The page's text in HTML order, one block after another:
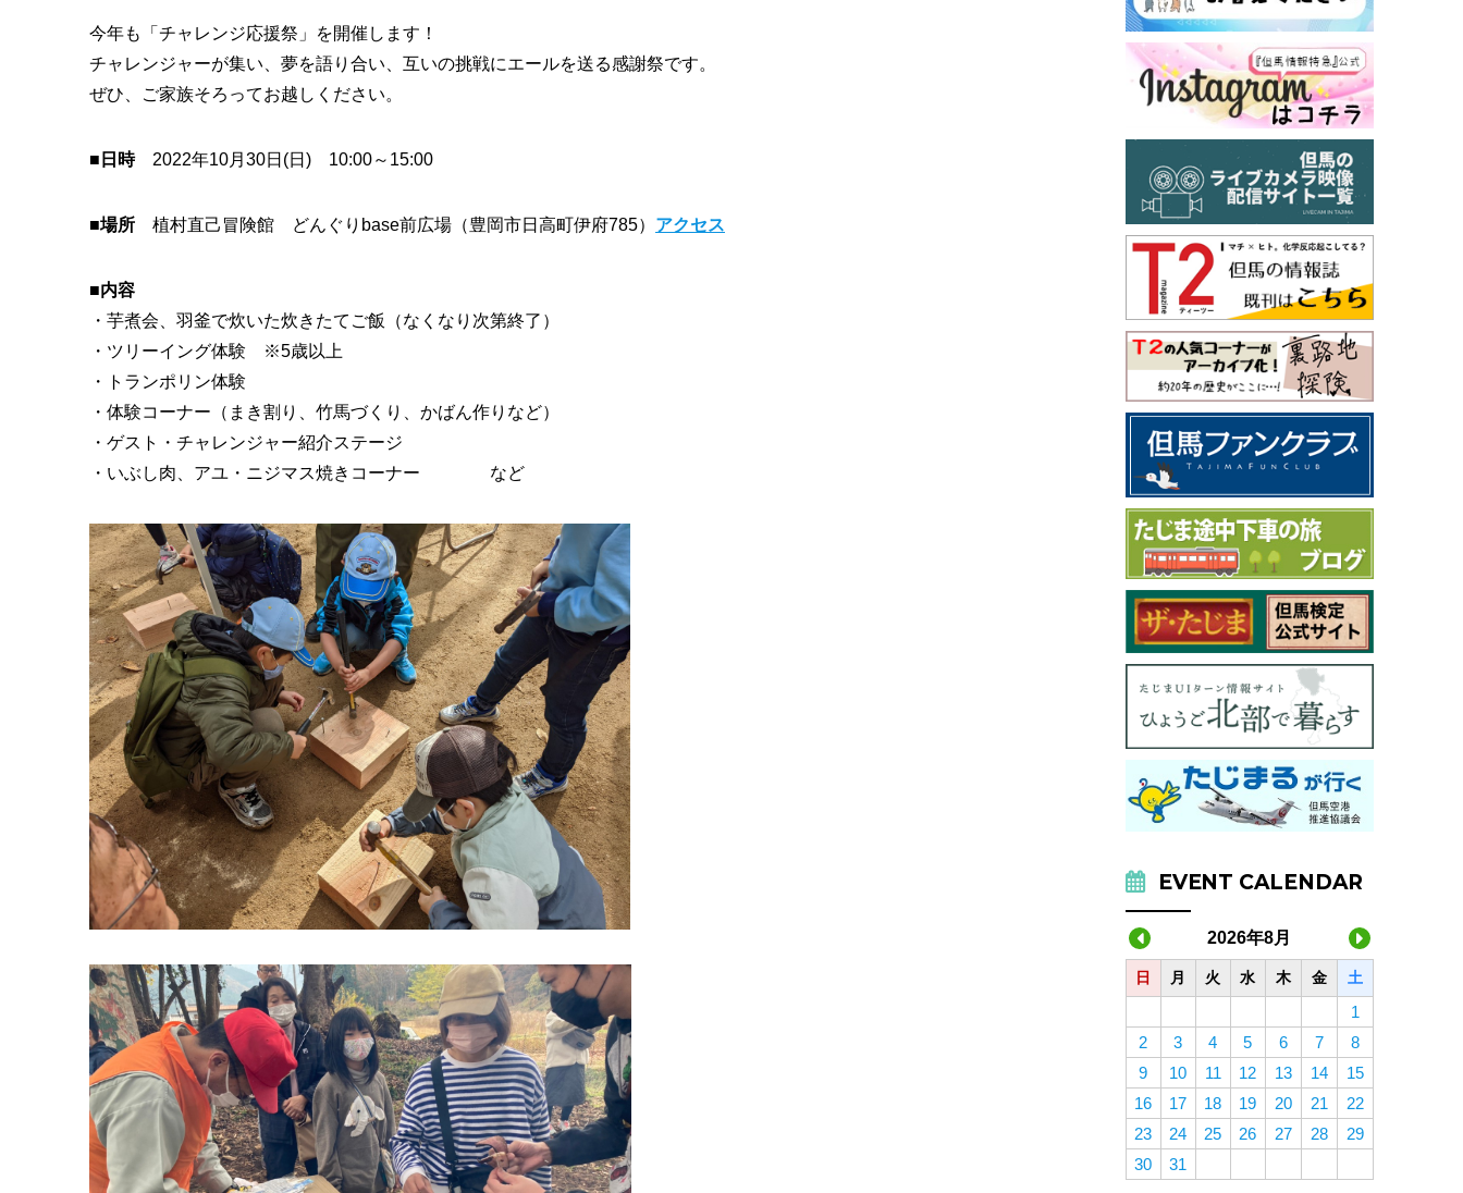
今年も「チャレンジ応援祭」を開催します！
チャレンジャーが集い、夢を語り合い、互いの挑戦にエールを送る感謝祭です。
ぜひ、ご家族そろってお越しください。
■日時2022年10月30日(日) 10:00～15:00
■場所 植村直己冒険館 どんぐりbase前広場（豊岡市日高町伊府785） アクセス
■内容
・芋煮会、羽釜で炊いた炊きたてご飯（なくなり次第終了）
・ツリーイング体験 ※5歳以上
・トランポリン体験
・体験コーナー（まき割り、竹馬づくり、かばん作りなど）
・ゲスト・チャレンジャー紹介ステージ
・いぶし肉、アユ・ニジマス焼きコーナー など
EVENT CALENDAR
2026年8月
日 月 火 水 木 金 土
1
2
3 4 5 6 7
8
9
10 11 12 13 14
15
16
17 18 19 20 21
22
23
24 25 26 27 28
29
30
31